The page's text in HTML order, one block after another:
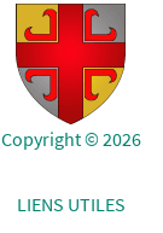
Copyright © 2026
LIENS UTILES